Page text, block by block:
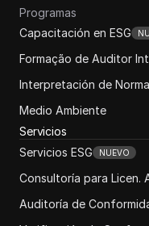
Programas
Capacitación en ESG
Formação de Auditor
Interpretación de
Medio Ambiente
Servicios
Servicios ESG
NUEVO
Consultoría para Licen.
Auditoría de